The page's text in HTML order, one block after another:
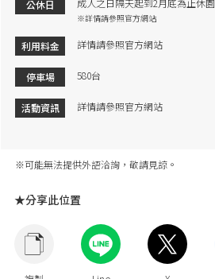
公休日 成人之日隔天起到2月底為止休園
※詳情請參照官方網站
利用料金 詳情請參照官方網站
停車場 580台
活動資訊 詳情請參照官方網站
※可能無法提供外語洽詢，敬請見諒。
★分享此位置